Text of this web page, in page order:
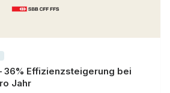
36% Effizienzsteigerung bei
Jahr